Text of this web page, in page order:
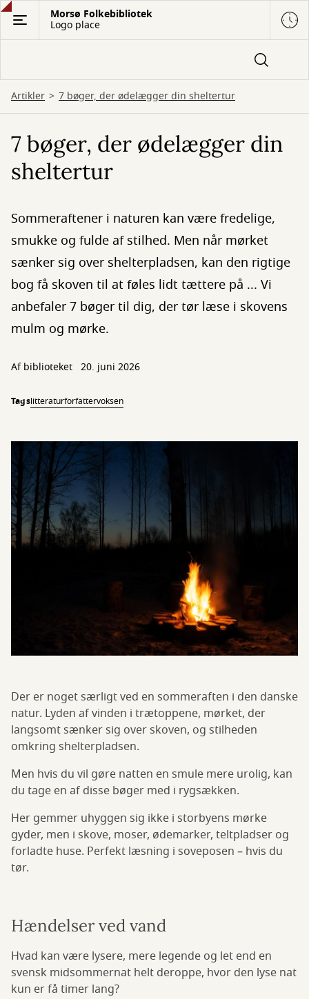
Gå
hovedindhold
Morsø Folkebibliotek
Logo place
Artikler 7 bøger, der ødelægger din sheltertur
7 bøger, der ødelægger din
sheltertur
Sommeraftener i naturen kan være fredelige,
smukke og fulde af stilhed. Men når mørket
sænker sig over shelterpladsen, kan den rigtige
bog få skoven til at føles lidt tættere på ... Vi
anbefaler 7 bøger til dig, der tør læse i skovens
mulm og mørke.
Af biblioteket 20. juni 2026
Tagslitteraturforfattervoksen
Der er noget særligt ved en sommeraften i den danske
natur. Lyden af vinden i trætoppene, mørket, der
langsomt sænker sig over skoven, og stilheden
omkring shelterpladsen.
Men hvis du vil gøre natten en smule mere urolig, kan
du tage en af disse bøger med i rygsækken.
Her gemmer uhyggen sig ikke i storbyens mørke
gyder, men i skove, moser, ødemarker, teltpladser og
forladte huse. Perfekt læsning i soveposen – hvis du
tør.
Hændelser ved vand
Hvad kan være lysere, mere legende og let end en
svensk midsommernat helt deroppe, hvor den lyse nat
kun er få timer lang?